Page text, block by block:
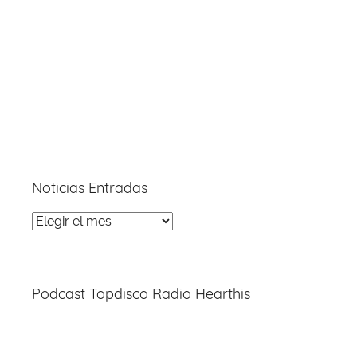
Noticias Entradas
Noticias
Podcast Topdisco Radio Hearthis